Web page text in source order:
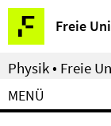
Springe
direkt
zu
Inhalt
Freie
Service-
Navigation
Physik • Freie
MENÜ